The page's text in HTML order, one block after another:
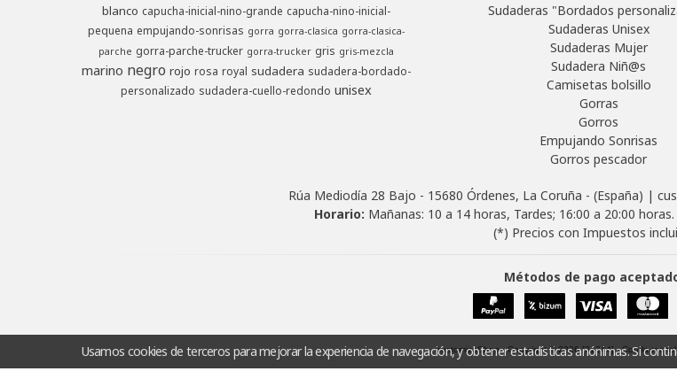
blanco capucha-inicial-nino-grande capucha-nino-inicial-
pequena empujando-sonrisas gorra gorra-clasica gorra-clasica-
parche gorra-parche-trucker gorra-trucker gris gris-mezcla
marino negro rojo rosa royal sudadera sudadera-bordado-
personalizado sudadera-cuello-redondo unisex
Sudaderas "Bordados
Sudaderas Unisex
Sudaderas Mujer
Sudadera Niñ@s
Camisetas bolsillo
Gorras
Gorros
Empujando Sonrisas
Gorros pescador
Rúa Mediodía 28 Bajo - 15680 Órdenes, La Coruña - (España) |
Horario: Mañanas: 10 a 14 horas, Tardes; 16:00 a 20:00
(*) Precios con Impuestos
Métodos de pago
customizaShop- Copyright © 2026 [31244] - Con la
Usamos cookies de terceros para mejorar la experiencia de navegación, y obtener estadísticas anónimas. Si